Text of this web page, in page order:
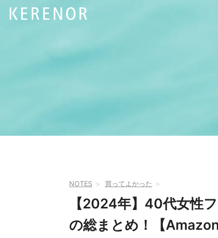
NOTES 買ってよかった
【2024年】40代女性
の総まとめ！【